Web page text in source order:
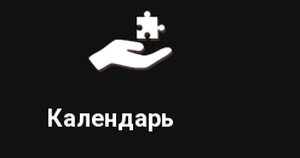
Календарь